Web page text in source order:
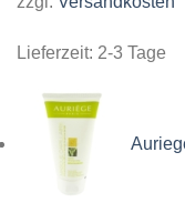
Lieferzeit: 2-3 Tage